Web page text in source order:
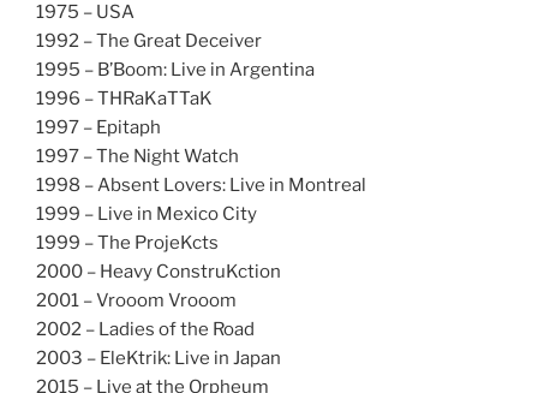
1975 – USA
1992 – The Great Deceiver
1995 – B’Boom: Live in Argentina
1996 – THRaKaTTaK
1997 – Epitaph
1997 – The Night Watch
1998 – Absent Lovers: Live in Montreal
1999 – Live in Mexico City
1999 – The ProjeKcts
2000 – Heavy ConstruKction
2001 – Vrooom Vrooom
2002 – Ladies of the Road
2003 – EleKtrik: Live in Japan
2015 – Live at the Orpheum